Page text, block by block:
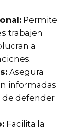
Permite
trabajen
a
Asegura
informadas
de defender
Facilita la